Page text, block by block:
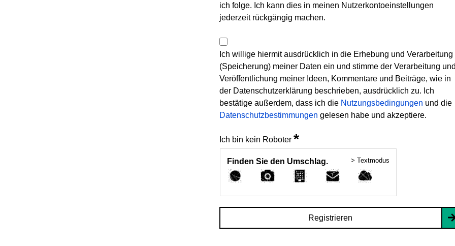
ich folge. Ich kann dies in meinen Nutzerkontoeinstellungen
jederzeit rückgängig machen.
Ich willige hiermit ausdrücklich in die Erhebung und Verarbeitung
(Speicherung) meiner Daten ein und stimme der Verarbeitung und
Veröffentlichung meiner Ideen, Kommentare und Beiträge, wie in
der Datenschutzerklärung beschrieben, ausdrücklich zu. Ich
bestätige außerdem, dass ich die Nutzungsbedingungen und die
Datenschutzbestimmungen gelesen habe und akzeptiere.
Ich bin kein Roboter *
Finden Sie den Umschlag. > Textmodus
Registrieren